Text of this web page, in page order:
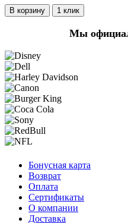
В корзину 1 клик
Мы
Бонусная карта
Возврат
Оплата
Сертификаты
О компании
Доставка